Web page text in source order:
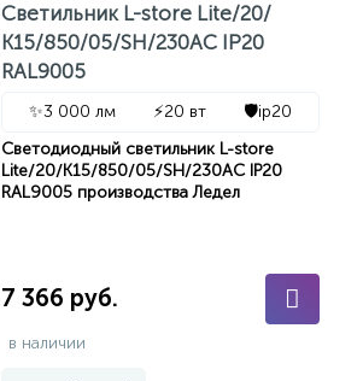
Светильник L-store Lite/20/
К15/850/05/SH/230AC IP20
RAL9005
✨3 000 лм ⚡20 вт 🛡️ip20
Светодиодный светильник L-store
Lite/20/К15/850/05/SH/230AC IP20
RAL9005 производства Ледел
7 366 руб.
в наличии